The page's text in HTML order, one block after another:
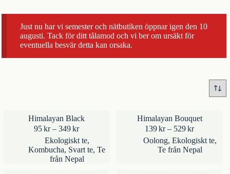
Just nu har vi semester och nätbutiken öppnar igen den 10
augusti. Tack för ditt tålamod och vi ber om ursäkt för
eventuella besvär detta kan orsaka.
Himalayan Black
95kr – 349krPrisintervall:
95kr
till
349kr
Ekologiskt te,
Kombucha, Svart te, Te
från Nepal
Himalayan Bouquet
139kr – 529kr
139kr
till
529kr
Oolong, Ekologiskt te,
Te från Nepal